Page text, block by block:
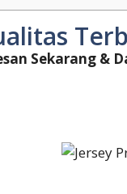
Sekarang &